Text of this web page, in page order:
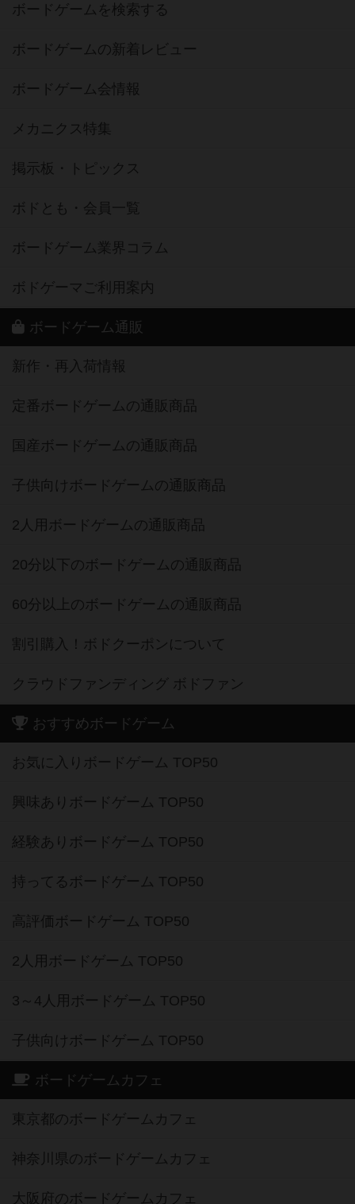
ボードゲームを検索する
ボードゲームの新着レビュー
ボードゲーム会情報
メカニクス特集
掲示板・トピックス
ボドとも・会員一覧
ボードゲーム業界コラム
ボドゲーマご利用案内
ボードゲーム通販
新作・再入荷情報
定番ボードゲームの通販商品
国産ボードゲームの通販商品
子供向けボードゲームの通販商品
2人用ボードゲームの通販商品
20分以下のボードゲームの通販商品
60分以上のボードゲームの通販商品
割引購入！ボドクーポンについて
クラウドファンディング ボドファン
おすすめボードゲーム
お気に入りボードゲーム TOP50
興味ありボードゲーム TOP50
経験ありボードゲーム TOP50
持ってるボードゲーム TOP50
高評価ボードゲーム TOP50
2人用ボードゲーム TOP50
3～4人用ボードゲーム TOP50
子供向けボードゲーム TOP50
ボードゲームカフェ
東京都のボードゲームカフェ
神奈川県のボードゲームカフェ
大阪府のボードゲームカフェ